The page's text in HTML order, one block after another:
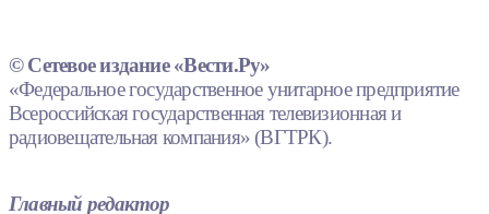
© Сетевое издание «Вести.Ру»
«Федеральное государственное унитарное предприятие
Всероссийская государственная телевизионная и
радиовещательная компания» (ВГТРК).
Главный редактор